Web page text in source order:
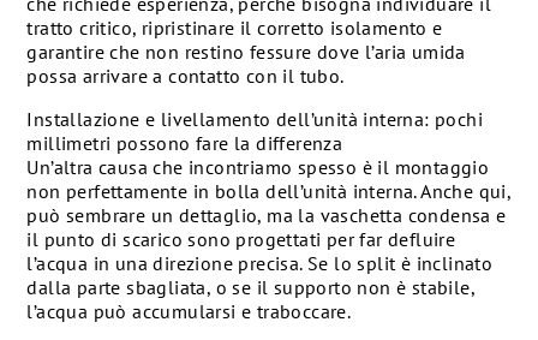
tratto critico, ripristinare il corretto isolamento e
garantire che non restino fessure dove l’aria umida
possa arrivare a contatto con il tubo.
Installazione e livellamento dell’unità interna: pochi
millimetri possono fare la differenza
Un’altra causa che incontriamo spesso è il montaggio
non perfettamente in bolla dell’unità interna. Anche qui,
può sembrare un dettaglio, ma la vaschetta condensa e
il punto di scarico sono progettati per far defluire
l’acqua in una direzione precisa. Se lo split è inclinato
dalla parte sbagliata, o se il supporto non è stabile,
l’acqua può accumularsi e traboccare.